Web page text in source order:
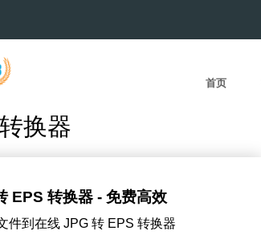
首页
换器
EPS 转换器 - 免费高效
件到在线 JPG 转 EPS 转换器